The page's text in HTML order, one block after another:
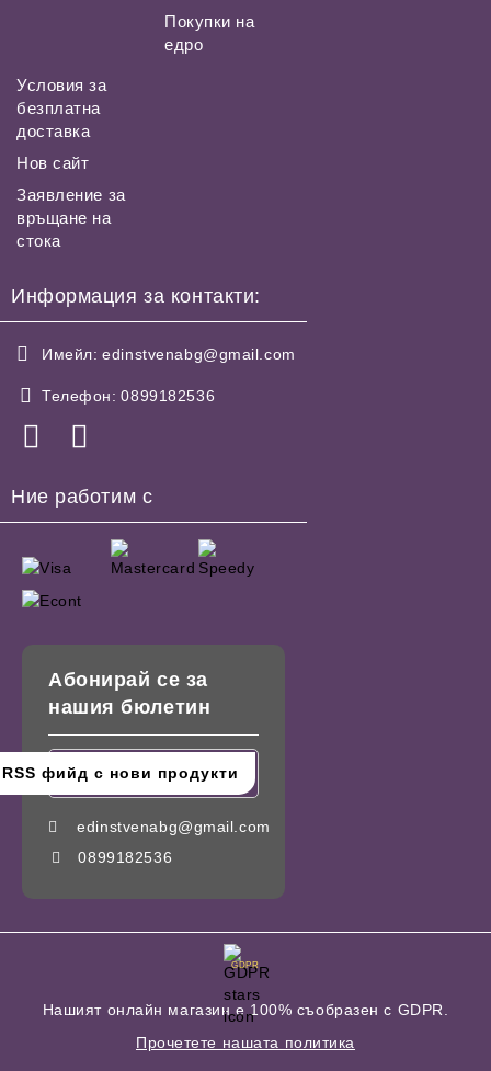
Покупки на
едро
Условия за
безплатна
доставка
Нов сайт
Заявление за
връщане на
стока
Информация за контакти:
Имейл: edinstvenabg@gmail.com
Телефон: 0899182536
Ние работим с
Абонирай се за
нашия бюлетин
edinstvenabg@gmail.com
0899182536
GDPR
Нашият онлайн магазин е 100% съобразен с GDPR.
Прочетете нашата политика